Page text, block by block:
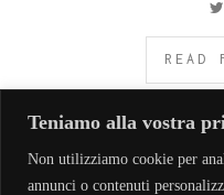
Teniamo alla vostra
Non utilizziamo cookie per
annunci o contenuti
READ